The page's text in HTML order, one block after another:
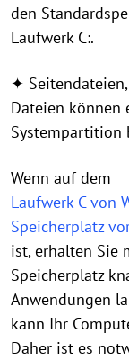
den
Laufwerk C:.
✦
Dateien können
Systempartition
Wenn auf dem
Laufwerk C von
Speicherplatz
ist, erhalten Sie
Speicherplatz
Anwendungen
kann Ihr
Daher ist es